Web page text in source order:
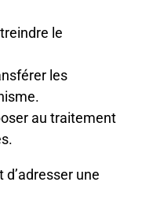
le
les
au traitement
une